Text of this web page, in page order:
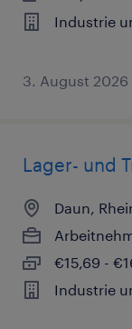
Industrie
3. August 2026
Lager- und
Daun,
€15,69 -
Industrie